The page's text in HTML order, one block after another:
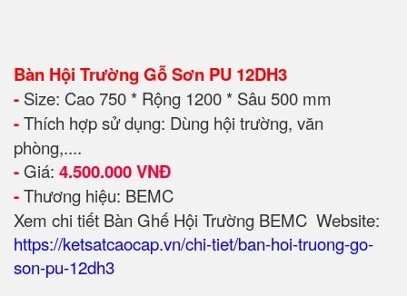
Bàn Hội Trường Gỗ Sơn PU 12DH3
- Size: Cao 750 * Rộng 1200 * Sâu 500 mm
-Thích hợp sử dụng: Dùng hội trường, văn
phòng,....
- Giá: 4.500.000 VNĐ
-Thương hiệu: BEMC
Xem chi tiết Bàn Ghế Hội Trường BEMC Website:
https://ketsatcaocap.vn/chi-tiet/ban-hoi-truong-go-
son-pu-12dh3